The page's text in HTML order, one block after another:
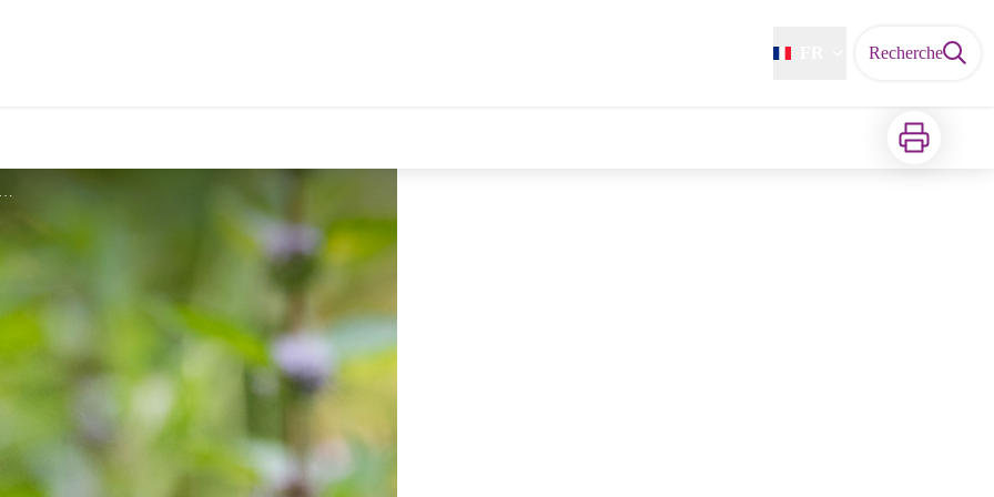
Recherche
Imprimer
Mireille PNE